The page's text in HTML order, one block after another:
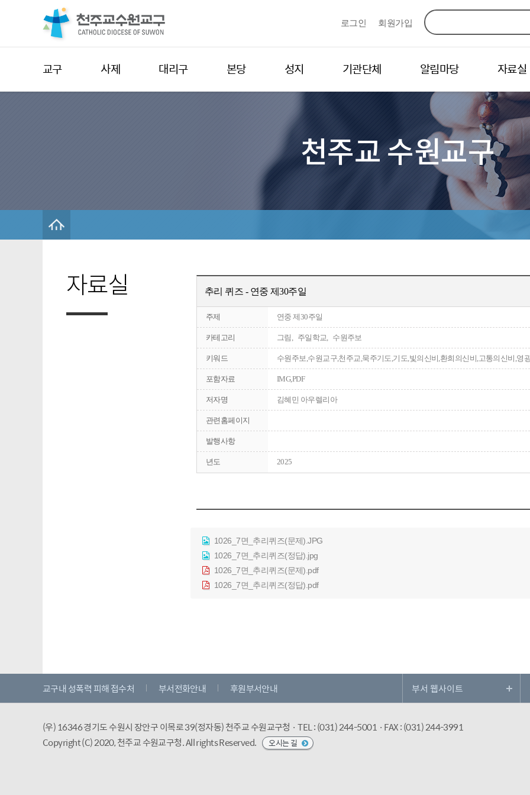
로그인 회원가입
교구 사제 대리구 본당 성지 기관단체 알림마당 자료실
천주교 수원교구
자료실 추리 퀴즈 - 연중 제30주일
주제 연중 제30주일
카테고리 그림, 주일학교, 수원주보
키워드 수원주보,수원교구,천주교,묵주기도,기도,빛의신비,환희의신비,고통의신비,영
포함자료 IMG,PDF
저자명 김혜민 아우렐리아
관련홈페이지
발행사항
년도 2025
1026_7면_추리퀴즈(문제).JPG
1026_7면_추리퀴즈(정답).jpg
1026_7면_추리퀴즈(문제).pdf
1026_7면_추리퀴즈(정답).pdf
교구내 성폭력 피해 접수처 부서전화안내 후원부서안내
(우) 16346 경기도 수원시 장안구 이목로 39(정자동) 천주교 수원교구청 · TEL : (031) 244-5001 · FAX : (031) 244-3991
Copyright (C) 2020, 천주교 수원교구청.All rights Reserved. 오시는 길